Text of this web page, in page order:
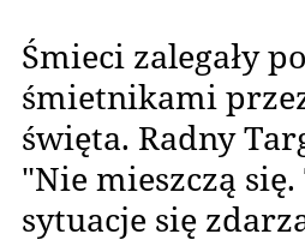
Śmieci zalegały
śmietnikami
święta. Radny
"Nie mieszczą się.
sytuacje się